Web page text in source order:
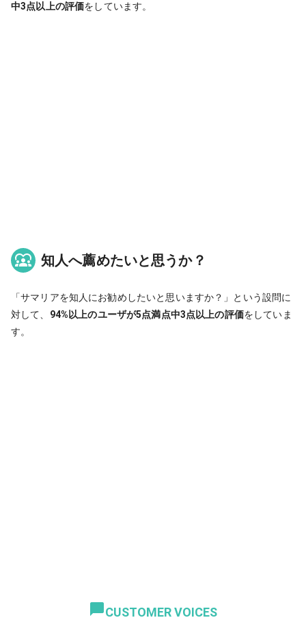
中3点以上の評価をしています。
知人へ薦めたいと思うか？
「サマリアを知人にお勧めしたいと思いますか？」という設問に
対して、 94%以上のユーザが5点満点中3点以上の評価をしていま
す。
CUSTOMER VOICES